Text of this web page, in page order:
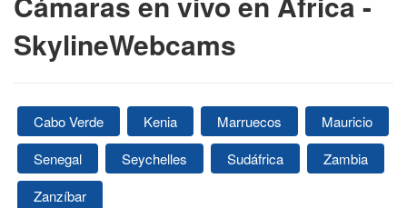
SkylineWebcams
Cabo Verde Kenia Marruecos
Mauricio
Senegal
Seychelles Sudáfrica
Zambia
Zanzíbar